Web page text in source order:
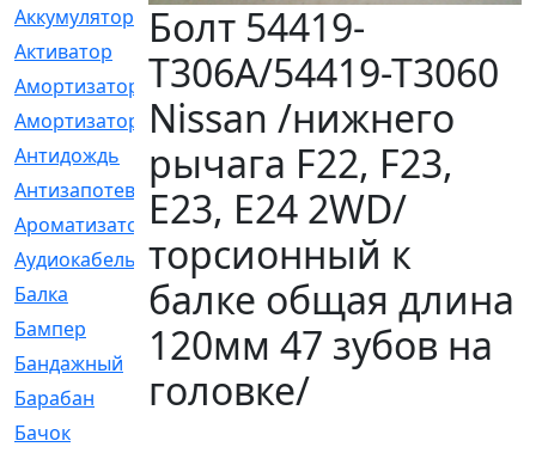
Аккумулятор
[2]
Активатор
[1]
Амортизатор
[608]
Амортизаторы
[21]
Антидождь
[1]
Антизапотеватель
[1]
Ароматизатор
[35]
Аудиокабель
[2]
Балка
[58]
Бампер
[137]
Бандажный
[6]
Барабан
[5]
Бачок
Болт 54419-
T306A/54419-T3060
Nissan /нижнего
рычага F22, F23,
E23, E24 2WD/
торсионный к
балке общая длина
120мм 47 зубов на
головке/